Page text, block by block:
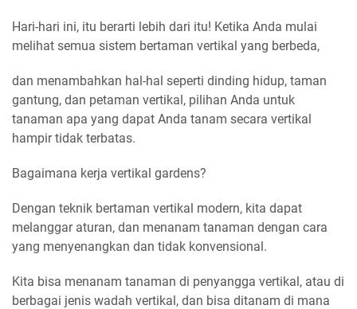
Hari-hari ini, itu berarti lebih dari itu! Ketika Anda mulai
melihat semua sistem bertaman vertikal yang berbeda,
dan menambahkan hal-hal seperti dinding hidup, taman
gantung, dan petaman vertikal, pilihan Anda untuk
tanaman apa yang dapat Anda tanam secara vertikal
hampir tidak terbatas.
Bagaimana kerja vertikal gardens?
Dengan teknik bertaman vertikal modern, kita dapat
melanggar aturan, dan menanam tanaman dengan cara
yang menyenangkan dan tidak konvensional.
Kita bisa menanam tanaman di penyangga vertikal, atau di
berbagai jenis wadah vertikal, dan bisa ditanam di mana